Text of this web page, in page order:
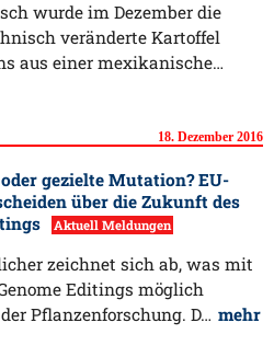
wurde im Dezember die
veränderte Kartoffel
aus einer mexikanische…
18. Dezember 2016
gezielte Mutation? EU-
über die Zukunft des
Aktuell Meldungen
zeichnet sich ab, was mit
Editings möglich
Pflanzenforschung. D… mehr